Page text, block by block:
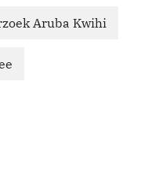
Aruba Kwihi